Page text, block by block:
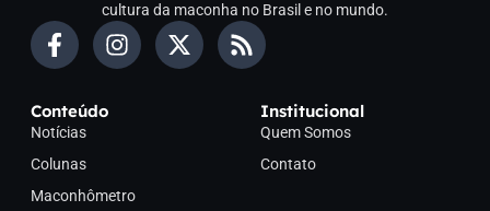
cultura da maconha no Brasil e no mundo.
Conteúdo
Notícias
Colunas
Maconhômetro
Institucional
Quem Somos
Contato